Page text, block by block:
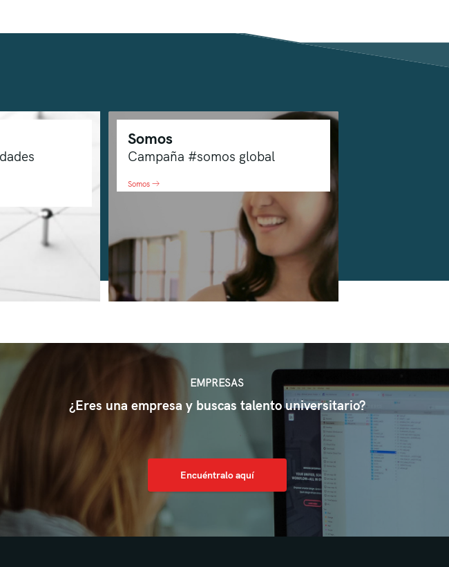
Somos
Campaña #somos global
Somos
EMPRESAS
¿Eres una empresa y buscas talento universitario?
Encuéntralo aquí